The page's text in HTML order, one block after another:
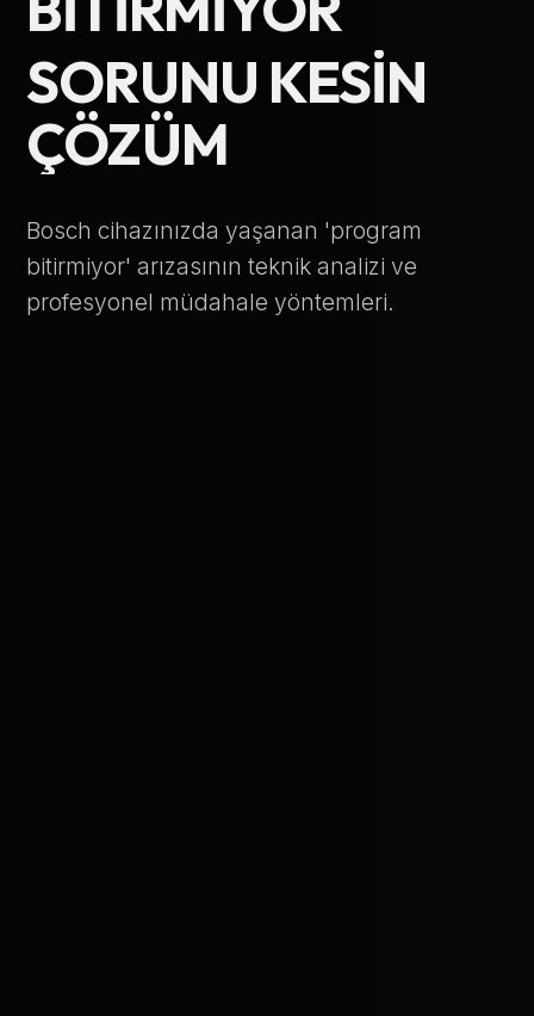
SORUNU KESIN
ÇÖZÜM
Bosch cihazınızda yaşanan 'program
bitirmiyor' arızasının teknik analizi ve
profesyonel müdahale yöntemleri.
Telefon Numarası
Hizmet Türü
Servis Çağır